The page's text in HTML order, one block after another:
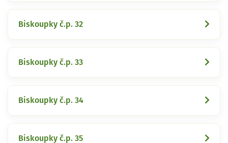
Biskoupky č.p. 32
Biskoupky č.p. 33
Biskoupky č.p. 34
Biskoupky č.p. 35